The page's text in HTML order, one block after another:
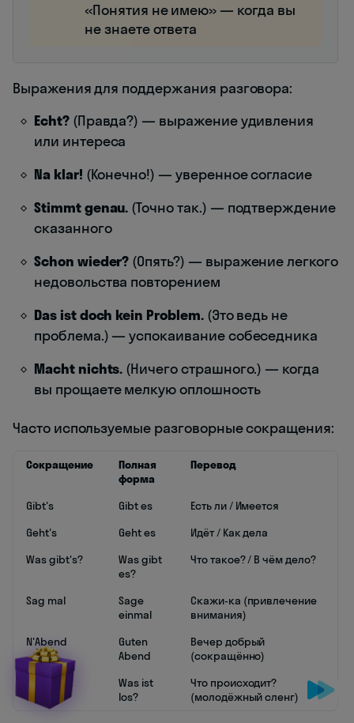
«Понятия не имею» — когда вы
не знаете ответа
Выражения для поддержания разговора:
Echt?(Правда?) — выражение удивления
или интереса
Na klar! (Конечно!) — уверенное согласие
Stimmt genau. (Точно так.) — подтверждение
сказанного
Schon wieder? (Опять?) — выражение легкого
недовольства повторением
Das ist doch kein Problem.(Это ведь не
проблема.) — успокаивание собеседника
Macht nichts. (Ничего страшного.) — когда
вы прощаете мелкую оплошность
Часто используемые разговорные сокращения:
Сокращение
Полная
форма
Перевод
Gibt's Gibt es
Есть ли / Имеется
Geht's
Geht es
Идёт / Как дела
Was gibt's?
Was gibt
es?
Что такое? / В чём дело?
Sag mal
Sage
einmal
Скажи-ка (привлечение
внимания)
N'Abend
Guten
Abend
Вечер добрый
(сокращённо)
Was geht
ab?
Was ist
los?
Что происходит?
(молодёжный сленг)